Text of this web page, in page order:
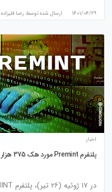
۱۴۰۱/۰۴/۲۹ ارسال شده توسط رضا قلیزاده
اخبار
پلتفرم Premint مورد هک 375 هزار دلاری قرار گرفت
در 17 ژوئیه (26 تیر)، پلتفرم NFT PREMINT…